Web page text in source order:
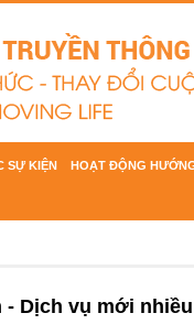
SỰ KIỆN HOẠT ĐỘNG
- Dịch vụ mới